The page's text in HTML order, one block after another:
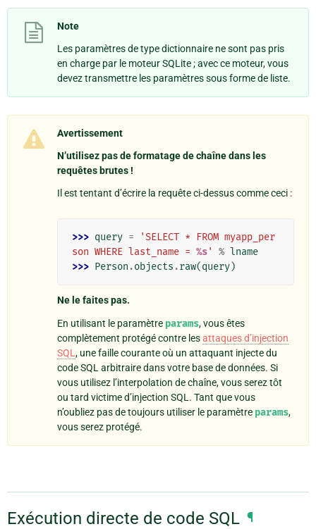
Note
Les paramètres de type dictionnaire ne sont pas pris
en charge par le moteur SQLite ; avec ce moteur, vous
devez transmettre les paramètres sous forme de liste.
Avertissement
N’utilisez pas de formatage de chaîne dans les
requêtes brutes !
Il est tentant d’écrire la requête ci-dessus comme ceci :
>>> query =
'SELECT * FROM myapp_per
son WHERE last_name = %s' % lname
>>> Person .objects .raw(query)
Ne le faites pas.
En utilisant le paramètre params, vous êtes
complètement protégé contre lesattaques d’injection
SQL , une faille courante où un attaquant injecte du
code SQL arbitraire dans votre base de données. Si
vous utilisez l’interpolation de chaîne, vous serez tôt
ou tard victime d’injection SQL. Tant que vous
n’oubliez pas de toujours utiliser le paramètre params,
vous serez protégé.
Exécution directe de code SQL ¶